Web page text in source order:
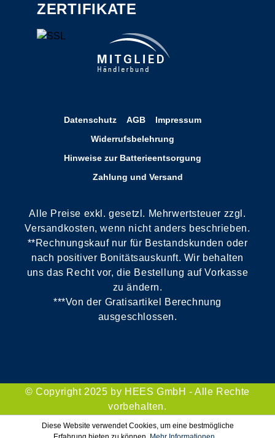
ZERTIFIKATE
Datenschutz AGB
Impressum
Widerrufsbelehrung
Hinweise zur Batterieentsorgung
Zahlung und Versand
Alle Preise exkl. gesetzl. Mehrwertsteuer zzgl.
Versandkosten, wenn nicht anders beschrieben.
**Rechnungskauf nur für Bestandskunden oder
nach positiver Bonitätsauskunft. Wir behalten
uns das Recht vor, die Bestellung auf Vorkasse
zu ändern.
***Von der Gratisartikel Berechnung
ausgeschlossen.
© Copyright 2025 by HEES GmbH - Alle Rechte
vorbehalten.
Diese Website verwendet Cookies, um eine bestmögliche